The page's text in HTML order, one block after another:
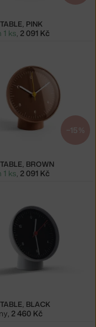
PINK
1 ks, 2 091 Kč
−15 %
BROWN
1 ks, 2 091 Kč
BLACK
, 2 460 Kč